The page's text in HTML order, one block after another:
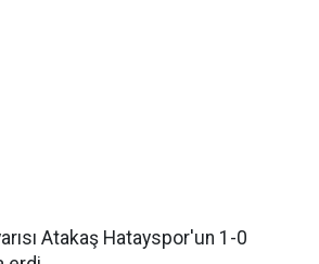
Atakaş Hatayspor'un 1-0